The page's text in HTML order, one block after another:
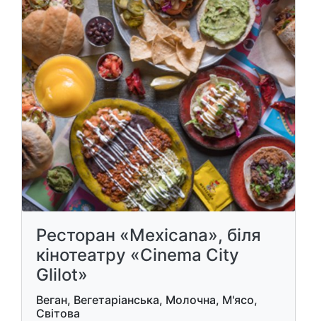
Ресторан «Mexicana», біля
кінотеатру «Cinema City
Glilot»
Веган, Вегетаріанська, Молочна, М'ясо,
Світова